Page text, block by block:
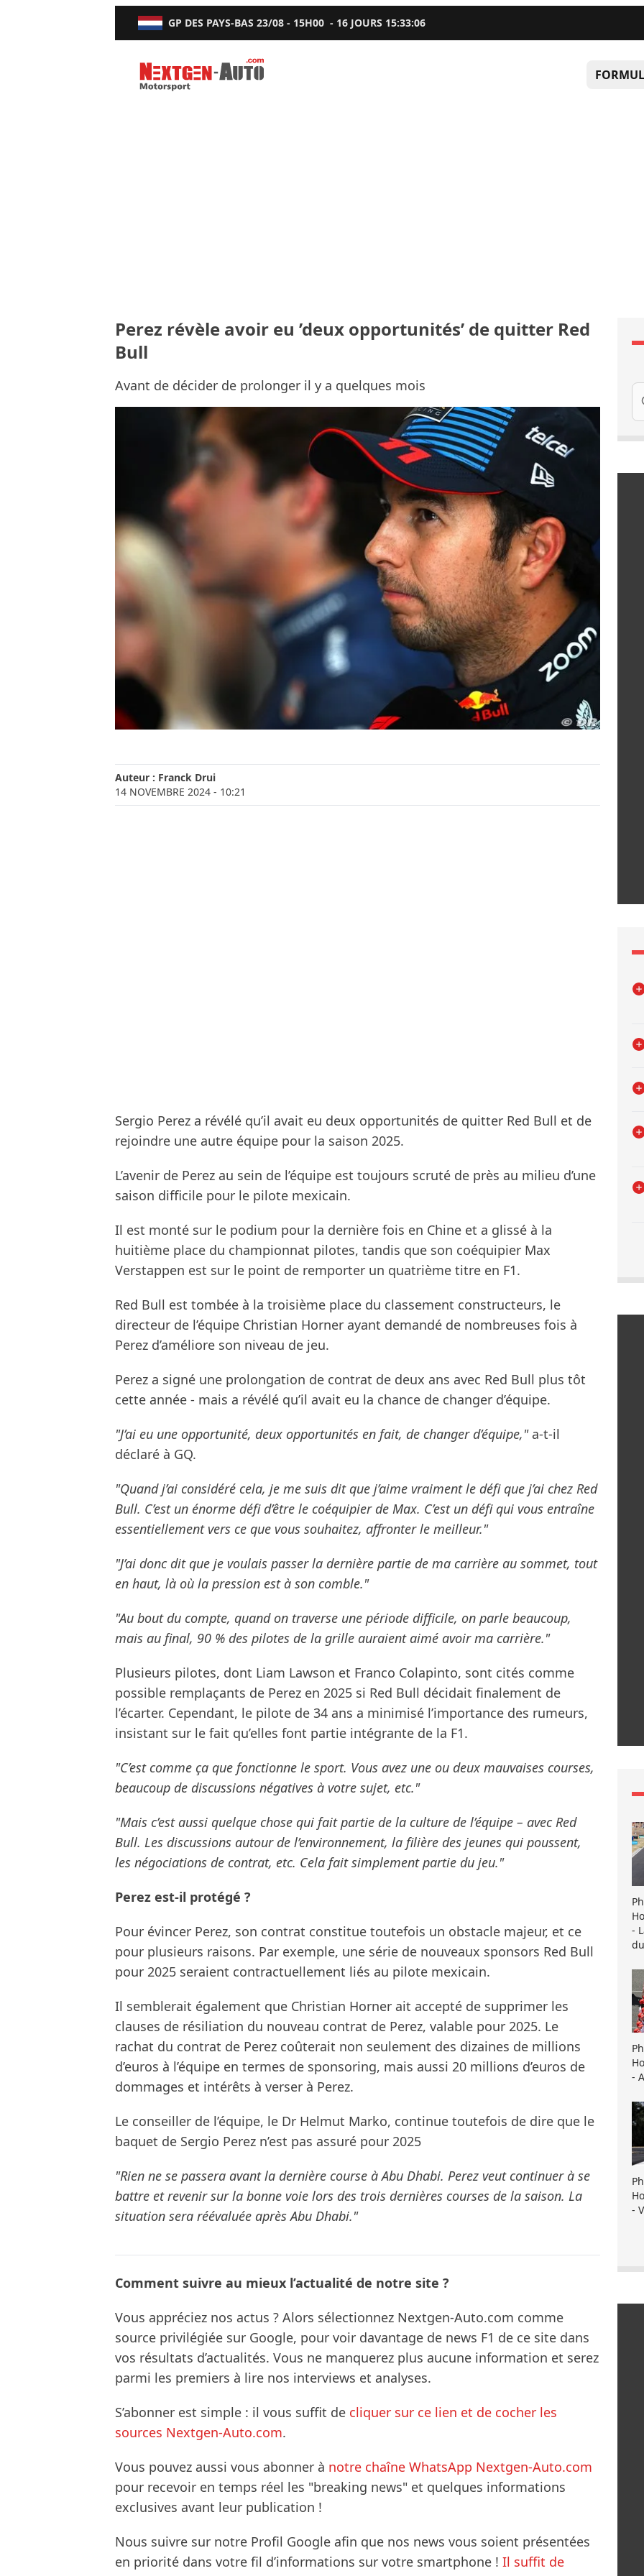
GP DES PAYS-BAS 23/08 - 15H00 - 16 JOURS 15:33:05
Nextgen-Auto.com
Perez révèle avoir eu ’deux opportunités’ de quitter Red
Bull
Avant de décider de prolonger il y a quelques mois
Auteur : Franck Drui
14 NOVEMBRE 2024 - 10:21
Sergio Perez a révélé qu’il avait eu deux opportunités de quitter Red Bull et de
rejoindre une autre équipe pour la saison 2025.
L’avenir de Perez au sein de l’équipe est toujours scruté de près au milieu d’une
saison difficile pour le pilote mexicain.
Il est monté sur le podium pour la dernière fois en Chine et a glissé à la
huitième place du championnat pilotes, tandis que son coéquipier Max
Verstappen est sur le point de remporter un quatrième titre en F1.
Red Bull est tombée à la troisième place du classement constructeurs, le
directeur de l’équipe Christian Horner ayant demandé de nombreuses fois à
Perez d’améliore son niveau de jeu.
Perez a signé une prolongation de contrat de deux ans avec Red Bull plus tôt
cette année - mais a révélé qu’il avait eu la chance de changer d’équipe.
"J’ai eu une opportunité, deux opportunités en fait, de changer d’équipe,"a-t-il
déclaré à GQ.
"Quand j’ai considéré cela, je me suis dit que j’aime vraiment le défi que j’ai chez Red
Bull. C’est un énorme défi d’être le coéquipier de Max. C’est un défi qui vous entraîne
essentiellement vers ce que vous souhaitez, affronter le meilleur."
"J’ai donc dit que je voulais passer la dernière partie de ma carrière au sommet, tout
en haut, là où la pression est à son comble."
"Au bout du compte, quand on traverse une période difficile, on parle beaucoup,
mais au final, 90 % des pilotes de la grille auraient aimé avoir ma carrière."
Plusieurs pilotes, dont Liam Lawson et Franco Colapinto, sont cités comme
possible remplaçants de Perez en 2025 si Red Bull décidait finalement de
l’écarter. Cependant, le pilote de 34 ans a minimisé l’importance des rumeurs,
insistant sur le fait qu’elles font partie intégrante de la F1.
"C’est comme ça que fonctionne le sport. Vous avez une ou deux mauvaises courses,
beaucoup de discussions négatives à votre sujet, etc."
"Mais c’est aussi quelque chose qui fait partie de la culture de l’équipe – avec Red
Bull. Les discussions autour de l’environnement, la filière des jeunes qui poussent,
les négociations de contrat, etc. Cela fait simplement partie du jeu."
Perez est-il protégé ?
Pour évincer Perez, son contrat constitue toutefois un obstacle majeur, et ce
pour plusieurs raisons. Par exemple, une série de nouveaux sponsors Red Bull
pour 2025 seraient contractuellement liés au pilote mexicain.
Il semblerait également que Christian Horner ait accepté de supprimer les
clauses de résiliation du nouveau contrat de Perez, valable pour 2025. Le
rachat du contrat de Perez coûterait non seulement des dizaines de millions
d’euros à l’équipe en termes de sponsoring, mais aussi 20 millions d’euros de
dommages et intérêts à verser à Perez.
Le conseiller de l’équipe, le Dr Helmut Marko, continue toutefois de dire que le
baquet de Sergio Perez n’est pas assuré pour 2025
"Rien ne se passera avant la dernière course à Abu Dhabi. Perez veut continuer à se
battre et revenir sur la bonne voie lors des trois dernières courses de la saison. La
situation sera réévaluée après Abu Dhabi."
Comment suivre au mieux l’actualité de notre site ?
Vous appréciez nos actus ? Alors sélectionnez Nextgen-Auto.com comme
source privilégiée sur Google, pour voir davantage de news F1 de ce site dans
vos résultats d’actualités. Vous ne manquerez plus aucune information et serez
parmi les premiers à lire nos interviews et analyses.
S’abonner est simple : il vous suffit de cliquer sur ce lien et de cocher les
sources Nextgen-Auto.com.
Vous pouvez aussi vous abonner à notre chaîne WhatsApp Nextgen-Auto.com
pour recevoir en temps réel les "breaking news" et quelques informations
exclusives avant leur publication !
Nous suivre sur notre Profil Google afin que nos news vous soient présentées
en priorité dans votre fil d’informations sur votre smartphone ! Il suffit de
-
-
-